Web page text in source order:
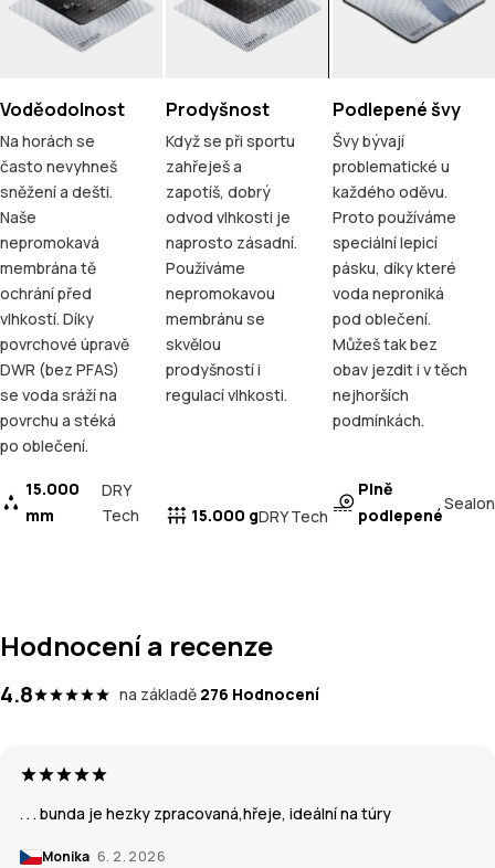
Voděodolnost
Na horách se
často nevyhneš
sněžení a dešti.
Naše
nepromokavá
membrána tě
ochrání před
vlhkostí. Díky
povrchové úpravě
DWR (bez PFAS)
se voda sráží na
povrchu a stéká
po oblečení.
15.000
mm
DRY
Tech
Prodyšnost
Když se při sportu
zahřeješ a
zapotíš, dobrý
odvod vlhkosti je
naprosto zásadní.
Používáme
nepromokavou
membránu se
skvělou
prodyšností i
regulací vlhkosti.
15.000 gDRY Tech
Podlepené švy
Švy bývají
problematické u
každého oděvu.
Proto používáme
speciální lepicí
pásku, díky které
voda neproniká
pod oblečení.
Můžeš tak bez
obav jezdit i v těch
nejhorších
podmínkách.
Plně
podlepené
Sealon
Hodnocení a recenze
4.8 na základě 276 Hodnocení
. . . bunda je hezky zpracovaná,hřeje, ideální na túry
Monika 6. 2. 2026